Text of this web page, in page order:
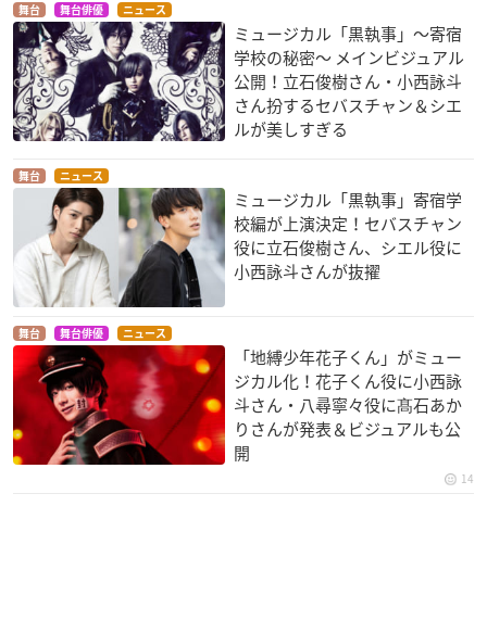
舞台 舞台俳優 ニュース
ミュージカル「黒執事」～寄宿
学校の秘密～ メインビジュアル
公開！立石俊樹さん・小西詠斗
さん扮するセバスチャン＆シエ
ルが美しすぎる
舞台 ニュース
ミュージカル「黒執事」寄宿学
校編が上演決定！セバスチャン
役に立石俊樹さん、シエル役に
小西詠斗さんが抜擢
舞台 舞台俳優 ニュース
「地縛少年花子くん」がミュー
ジカル化！花子くん役に小西詠
斗さん・八尋寧々役に髙石あか
りさんが発表＆ビジュアルも公
開
14